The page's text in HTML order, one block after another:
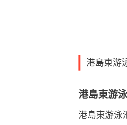
港島東游
港島東游
港島東游泳